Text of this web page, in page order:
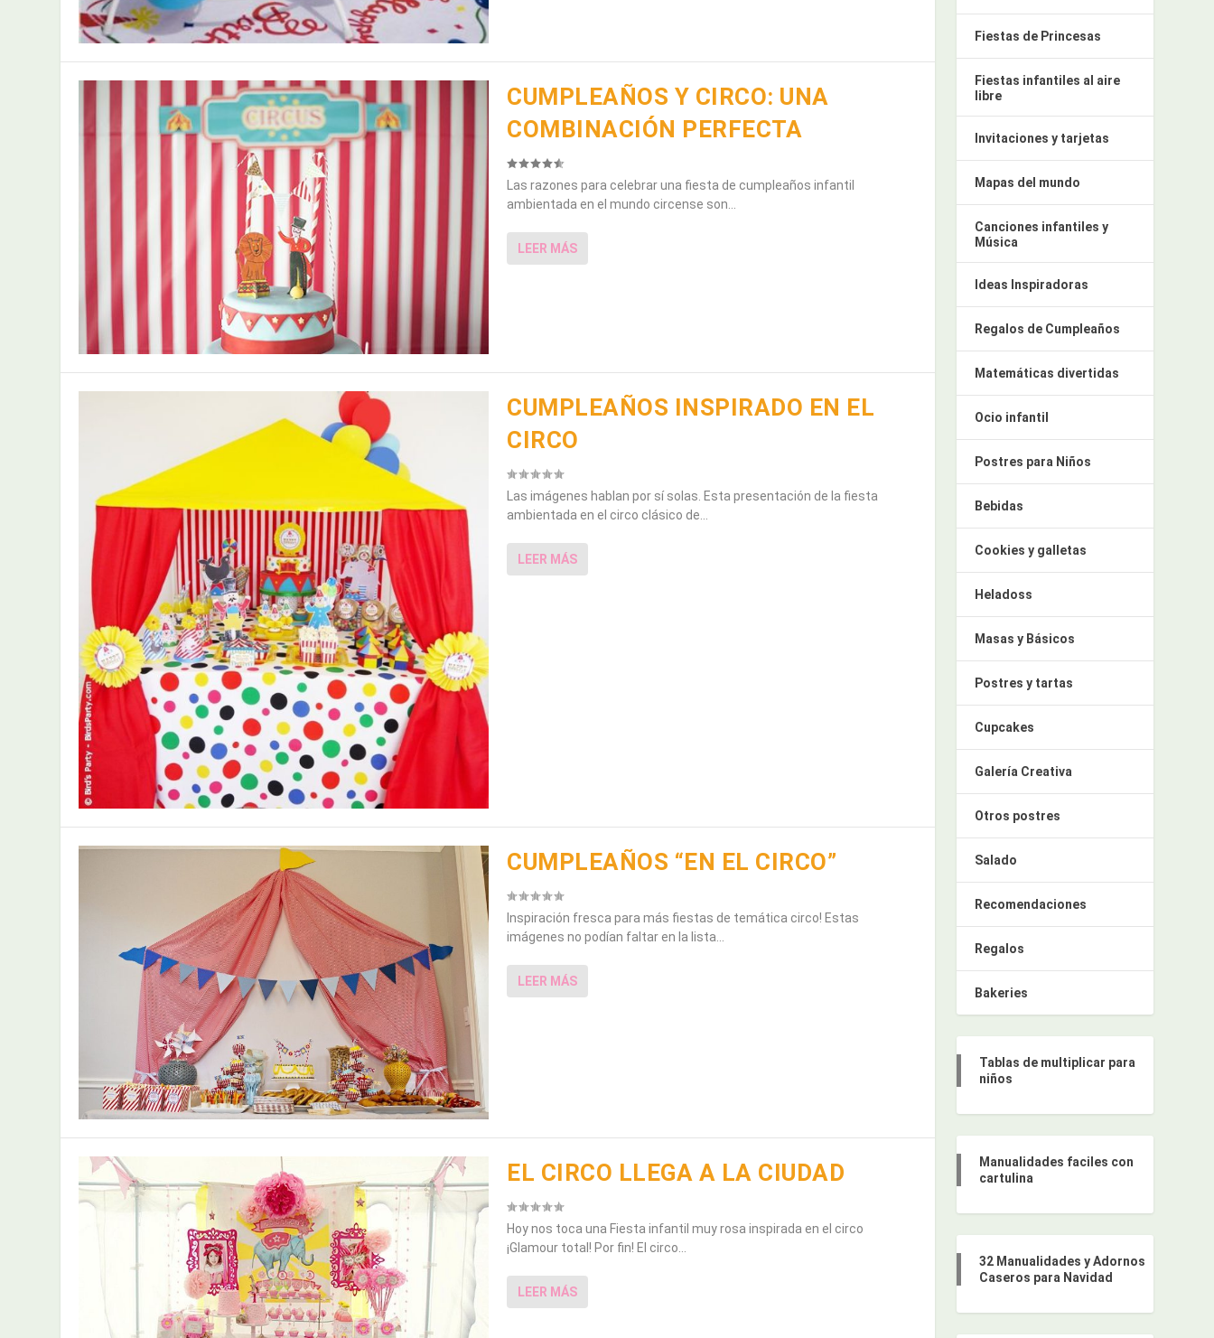
CUMPLEAÑOS Y CIRCO: UNA
COMBINACIÓN PERFECTA
Las razones para celebrar una fiesta de cumpleaños infantil
ambientada en el mundo circense son...
LEER MÁS
CUMPLEAÑOS INSPIRADO EN EL
CIRCO
Las imágenes hablan por sí solas. Esta presentación de la fiesta
ambientada en el circo clásico de...
LEER MÁS
CUMPLEAÑOS “EN EL CIRCO”
Inspiración fresca para más fiestas de temática circo! Estas
imágenes no podían faltar en la lista...
LEER MÁS
EL CIRCO LLEGA A LA CIUDAD
Hoy nos toca una Fiesta infantil muy rosa inspirada en el circo
¡Glamour total! Por fin! El circo...
LEER MÁS
Fiestas de Princesas
Fiestas infantiles al aire
libre
Invitaciones y tarjetas
Mapas del mundo
Canciones infantiles y
Música
Ideas Inspiradoras
Regalos de Cumpleaños
Matemáticas divertidas
Ocio infantil
Postres para Niños
Bebidas
Cookies y galletas
Heladoss
Masas y Básicos
Postres y tartas
Cupcakes
Galería Creativa
Otros postres
Salado
Recomendaciones
Regalos
Bakeries
Tablas de multiplicar para
niños
Manualidades faciles con
cartulina
32 Manualidades y Adornos
Caseros para Navidad